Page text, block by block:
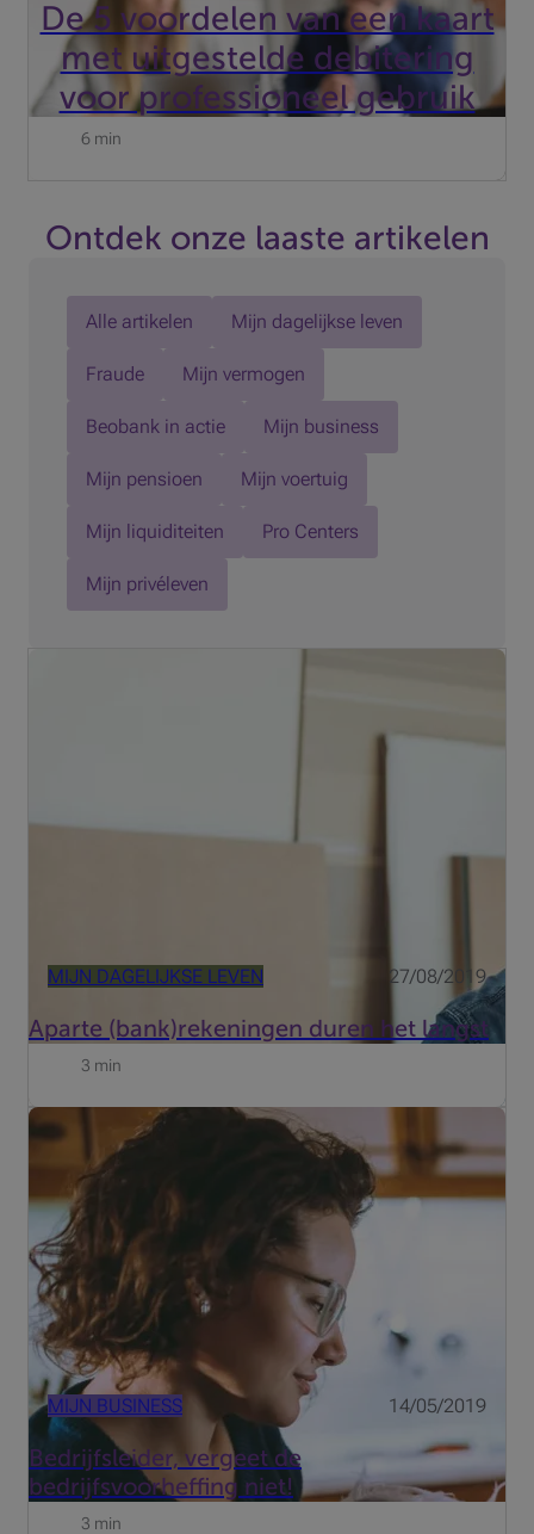
De 5 voordelen van een kaart
met uitgestelde debitering
voor professioneel gebruik
6 min
Ontdek onze laaste artikelen
Alle artikelen Mijn dagelijkse leven
Fraude Mijn vermogen
Beobank in actie Mijn business
Mijn pensioen Mijn voertuig
Mijn liquiditeiten Pro Centers
Mijn privéleven
MIJN DAGELIJKSE LEVEN 27/08/2019
Aparte (bank)rekeningen duren het langst
naar het statuut van zelfstandige als natuurlijk...
3 min
MIJN BUSINESS 14/05/2019
Bedrijfsleider, vergeet de
bedrijfsvoorheffing niet!
Voor meer duidelijkheid keren we even terug naar het
begin van het “verhaal”. Je bent als zelfstandig
bedrijfsleider actief in een onderneming. Tot zover klinkt
alles gewoon. Waarschijnlijk keer je jezelf ook een loon
uit....
3 min